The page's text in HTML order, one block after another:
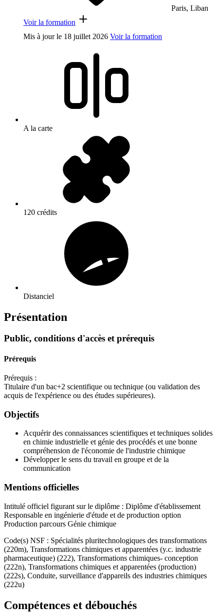
Paris, Liban
Voir la formation
Mis à jour le 18 juillet 2026 Voir la formation
A la carte
120 crédits
Distanciel
Présentation
Public, conditions d'accès et prérequis
Prérequis
Prérequis :
Titulaire d'un bac+2 scientifique ou technique (ou validation des
acquis de l'expérience ou des études supérieures).
Objectifs
Acquérir des connaissances scientifiques et techniques solides
en chimie industrielle et génie des procédés et une bonne
compréhension de l'économie de l'industrie chimique
Développer le sens du travail en groupe et de la
communication
Mentions officielles
Intitulé officiel figurant sur le diplôme : Diplôme d'établissement
Responsable en ingénierie d'étude et de production option
Production parcours Génie chimique
Code(s) NSF : Spécialités pluritechnologiques des transformations
(220m), Transformations chimiques et apparentées (y.c. industrie
pharmaceutique) (222), Transformations chimiques- conception
(222n), Transformations chimiques et apparentées (production)
(222s), Conduite, surveillance d'appareils des industries chimiques
(222u)
Compétences et débouchés